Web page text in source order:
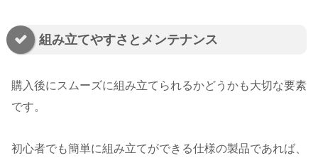
組み立てやすさとメンテナンス
購入後にスムーズに組み立てられるかどうかも大切な要素
です。
初心者でも簡単に組み立てができる仕様の製品であれば、